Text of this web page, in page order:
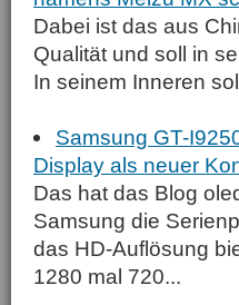
Dabei ist das aus
Qualität und soll in
In seinem Inneren
Samsung GT-
Display als neuer
Das hat das Blog
Samsung die
das HD-Auflösung
1280 mal 720...